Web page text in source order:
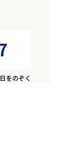
をのぞく